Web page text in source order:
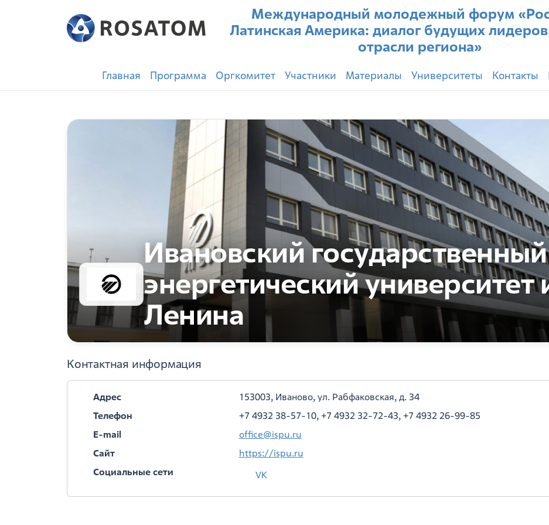
Международный молодежный форум
Латинская Америка: диалог будущих
отрасли региона»
Главная Программа Оргкомитет Участники Материалы Университеты Контакты
Ивановский государственный
энергетический
Ленина
Контактная информация
Адрес
153003, Иваново, ул. Рабфаковская, д. 34
Телефон
+7 4932 38-57-10, +7 4932 32-72-43, +7 4932 26-99-85
E-mail
office@ispu.ru
Сайт
https://ispu.ru
Социальные сети
VK